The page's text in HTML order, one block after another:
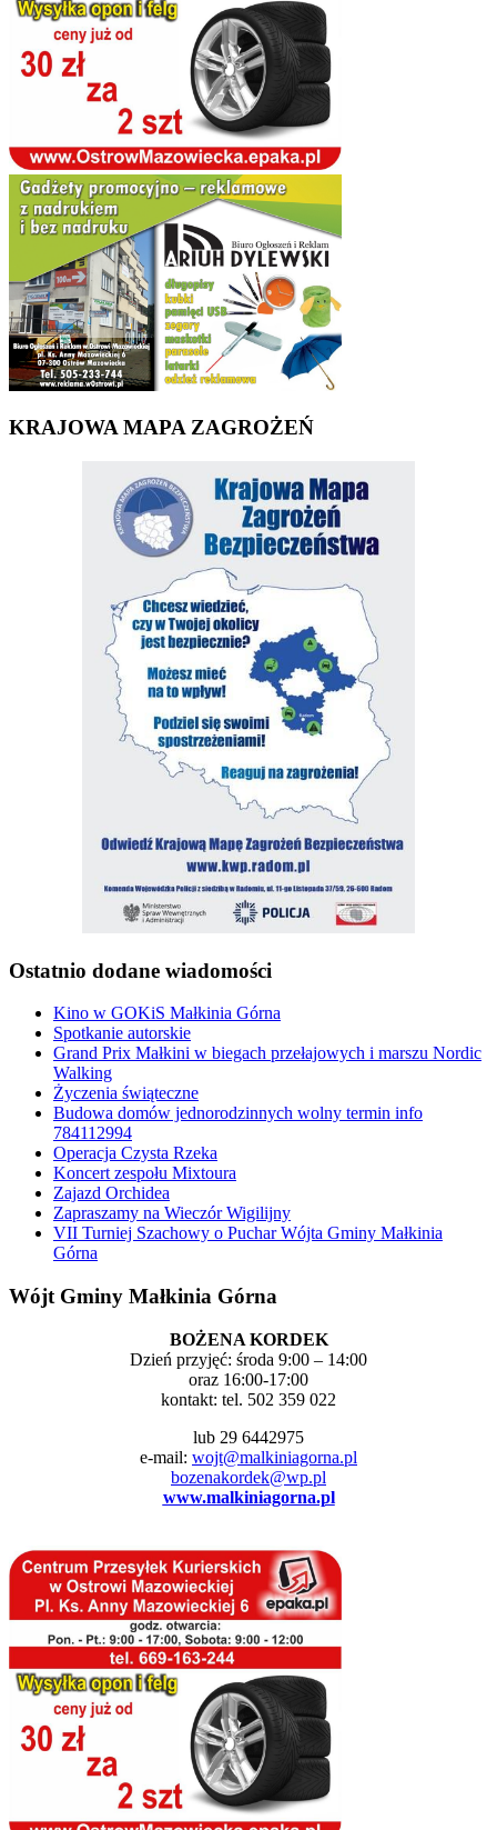
KRAJOWA MAPA ZAGROŻEŃ
Ostatnio dodane wiadomości
Kino w GOKiS Małkinia Górna
Spotkanie autorskie
Grand Prix Małkini w biegach przełajowych i marszu Nordic
Walking
Życzenia świąteczne
Budowa domów jednorodzinnych wolny termin info
784112994
Operacja Czysta Rzeka
Koncert zespołu Mixtoura
Zajazd Orchidea
Zapraszamy na Wieczór Wigilijny
VII Turniej Szachowy o Puchar Wójta Gminy Małkinia
Górna
Wójt Gminy Małkinia Górna
BOŻENA KORDEK
Dzień przyjęć: środa 9:00 – 14:00
oraz 16:00-17:00
kontakt: tel. 502 359 022
lub 29 6442975
e-mail: wojt@malkiniagorna.pl
bozenakordek@wp.pl
www.malkiniagorna.pl